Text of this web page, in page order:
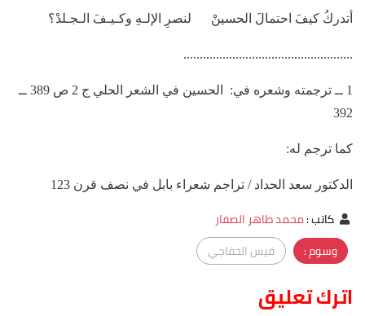
أتدركُ كيفَ احتمالَ الحسينْ لنصرِ الإلـهِ وكـيـفَ الـجـلدْ؟
....................................................
1 ــ ترجمته وشعره في: الحسين في الشعر الحلي ج 2 ص 389 ــ
392
كما ترجم له:
الدكتور سعد الحداد / تراجم شعراء بابل في نصف قرن 123
كاتب:محمد طاهر الصفار
وسوم :
قيس الخفاجي
اترك تعليق